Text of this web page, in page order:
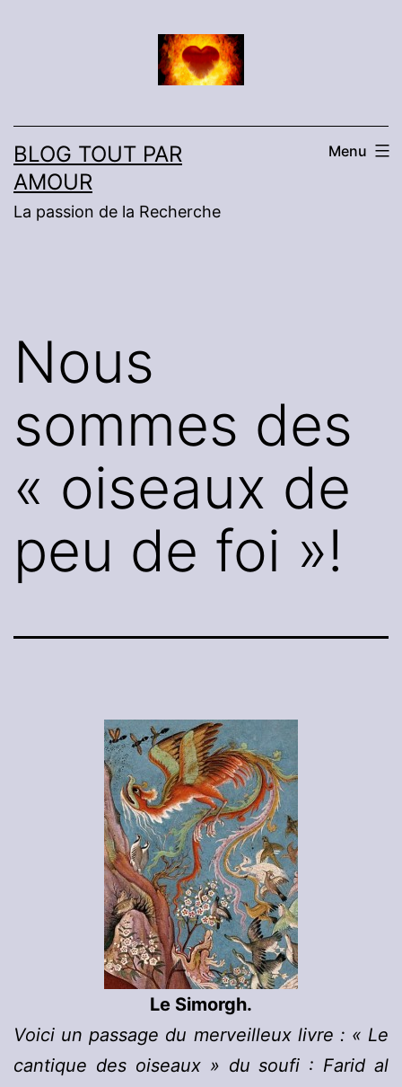
BLOG TOUT PAR
AMOUR
La passion de la Recherche
Menu
Nous
sommes des
« oiseaux de
peu de foi »!
Le Simorgh.
Voici un passage du merveilleux livre : « Le
cantique des oiseaux » du soufi : Farid al